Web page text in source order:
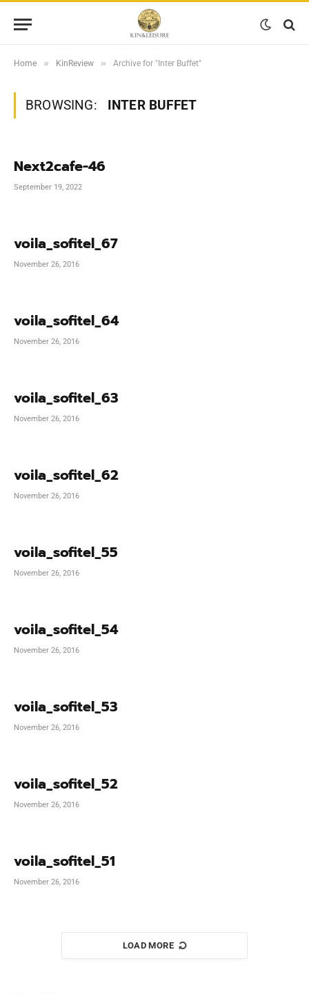
Home » KinReview » Archive for "Inter Buffet"
BROWSING: INTER BUFFET
Next2cafe-46
September 19, 2022
voila_sofitel_67
November 26, 2016
voila_sofitel_64
November 26, 2016
voila_sofitel_63
November 26, 2016
voila_sofitel_62
November 26, 2016
voila_sofitel_55
November 26, 2016
voila_sofitel_54
November 26, 2016
voila_sofitel_53
November 26, 2016
voila_sofitel_52
November 26, 2016
voila_sofitel_51
November 26, 2016
LOAD MORE